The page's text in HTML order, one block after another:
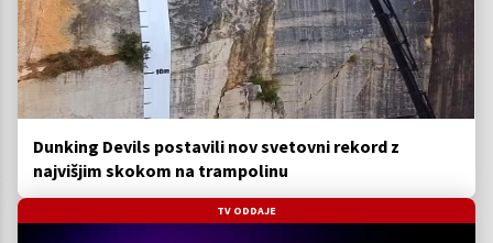
Dunking Devils postavili nov svetovni rekord z
najvišjim skokom na trampolinu
TV ODDAJE